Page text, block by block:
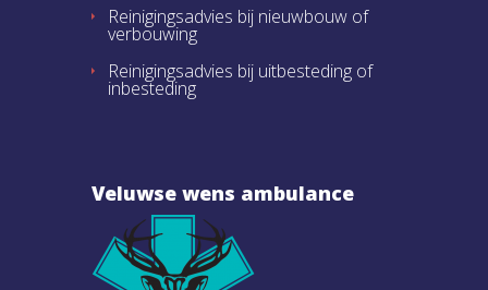
Reinigingsadvies bij nieuwbouw of
verbouwing
Reinigingsadvies bij uitbesteding of
inbesteding
Veluwse wens ambulance